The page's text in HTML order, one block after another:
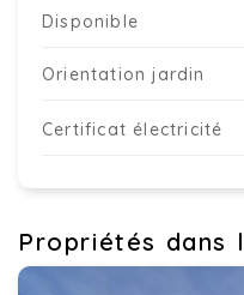
Disponible
Orientation jardin
Certificat électricité
Propriétés dans